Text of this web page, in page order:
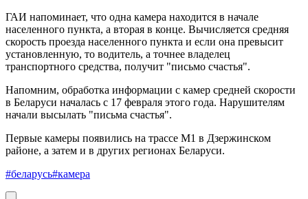
ГАИ напоминает, что одна камера находится в начале
населенного пункта, а вторая в конце. Вычисляется средняя
скорость проезда населенного пункта и если она превысит
установленную, то водитель, а точнее владелец
транспортного средства, получит "письмо счастья".
Напомним, обработка информации с камер средней скорости
в Беларуси началась с 17 февраля этого года. Нарушителям
начали высылать "письма счастья".
Первые камеры появились на трассе М1 в Дзержинском
районе, а затем и в других регионах Беларуси.
#беларусь#камера